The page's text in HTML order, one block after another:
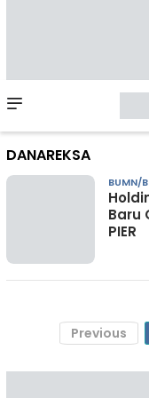
Menu
DANAREKSA
BUMN/
Baru
PIER
Previous